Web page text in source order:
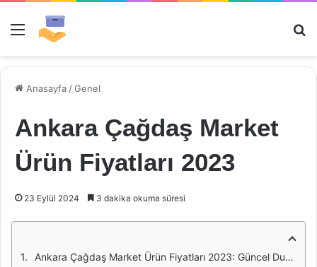
Menü
Anasayfa /Genel
Ankara Çağdaş Market
Ürün Fiyatları 2023
23 Eylül 2024 3 dakika okuma süresi
Ankara Çağdaş Market Ürün Fiyatları 2023: Güncel Durum ve Trendler